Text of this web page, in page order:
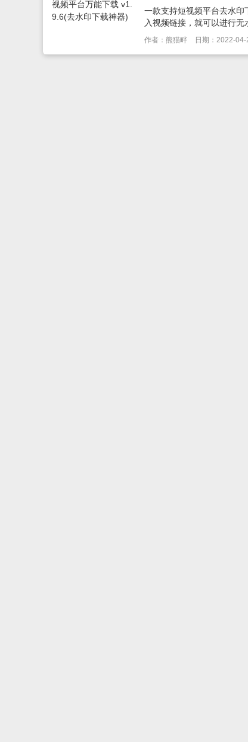
一款支持短视频平台去水印
入视频链接，就可以进行无
作者：熊猫畔 日期：2022-04-